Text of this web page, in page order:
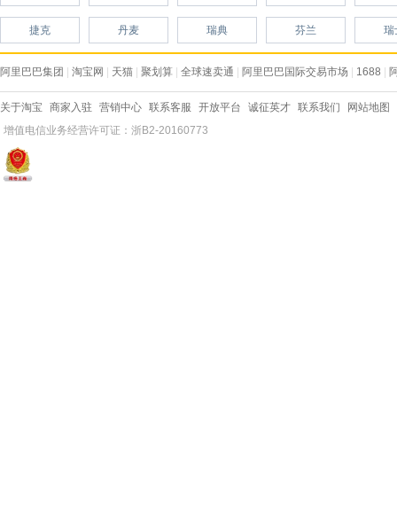
捷克 丹麦 瑞典 芬兰 瑞
阿里巴巴集团 淘宝网 天猫 聚划算 全球速卖通 阿里巴巴国际交易市场 1688
关于淘宝 商家入驻 营销中心 联系客服 开放平台 诚征英才 联系我们
网站地图
增值电信业务经营许可证：浙B2-20160773